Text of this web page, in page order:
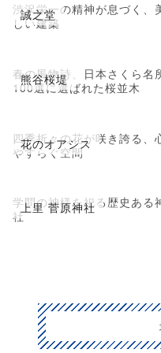
誠之堂
渋沢栄一の精神が息づく、
しい建築
熊谷桜堤
春の風物詩、日本さくら名
100選に選ばれた桜並木
花のオアシス
四季折々の花が咲き誇る、
やすらぐ空間
上里 菅原神社
学問の神様を祀る歴史ある
社